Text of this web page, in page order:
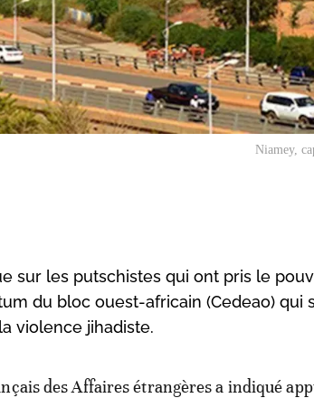
Niamey,
sur les putschistes qui ont pris le
du bloc ouest-africain (Cedeao) qui
violence jihadiste.
des Affaires étrangères a indiqué